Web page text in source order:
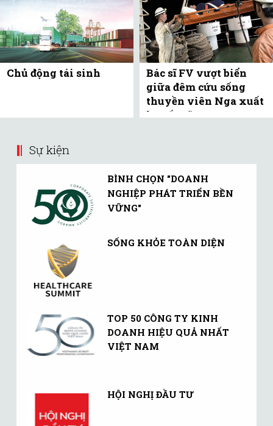
Chủ động tái sinh
Bác sĩ FV vượt biển
giữa đêm cứu sống
thuyền viên Nga xuất
huyết não
Sự kiện
BÌNH CHỌN "DOANH
NGHIỆP PHÁT TRIỂN BỀN
VỮNG"
SỐNG KHỎE TOÀN DIỆN
TOP 50 CÔNG TY KINH
DOANH HIỆU QUẢ NHẤT
VIỆT NAM
HỘI NGHỊ ĐẦU TƯ